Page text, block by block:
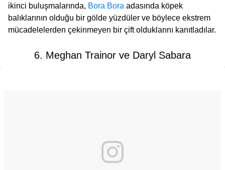
ikinci buluşmalarında, Bora Bora adasında köpek
balıklarının olduğu bir gölde yüzdüler ve böylece ekstrem
mücadelelerden çekinmeyen bir çift olduklarını kanıtladılar.
6. Meghan Trainor ve Daryl Sabara